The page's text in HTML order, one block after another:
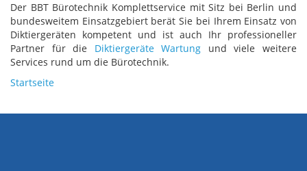
Der BBT Bürotechnik Komplettservice mit Sitz bei Berlin und
bundesweitem Einsatzgebiert berät Sie bei Ihrem Einsatz von
Diktiergeräten kompetent und ist auch Ihr professioneller
Partner für die Diktiergeräte Wartung und viele weitere
Services rund um die Bürotechnik.
Startseite